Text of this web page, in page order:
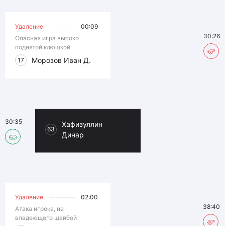
Удаление
00:09
Опасная игра высоко
поднятой клюшкой
17
Морозов Иван Д.
30:26
63
Хафизуллин
Динар
30:35
Удаление
02:00
Атака игрока, не
владеющего шайбой
38:40